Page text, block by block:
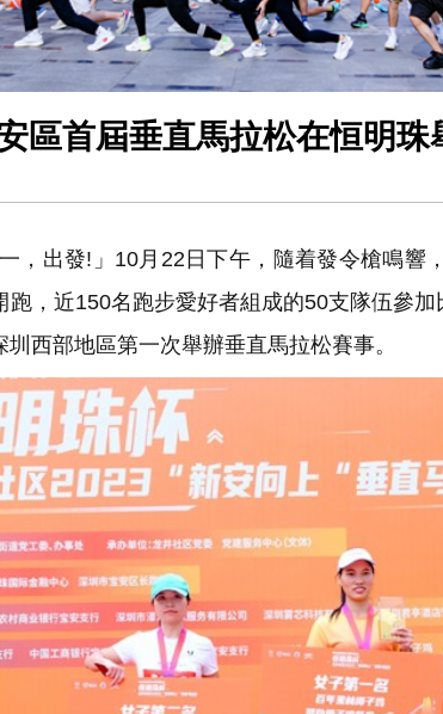
區首屆垂直馬拉松在恒明珠
，出發!」10月22日下午，隨着發令槍鳴響
，近150名跑步愛好者組成的50支隊伍參
西部地區第一次舉辦垂直馬拉松賽事。